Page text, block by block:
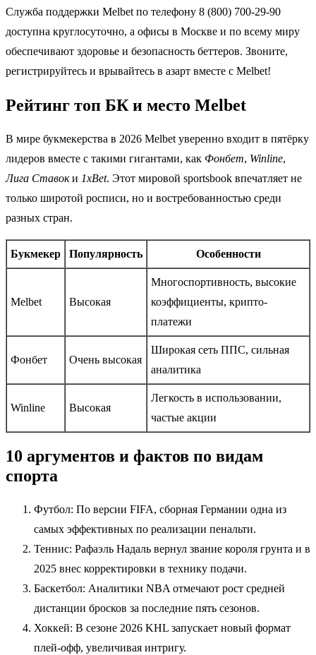
Служба поддержки Melbet по телефону 8 (800) 700-29-90
доступна круглосуточно, а офисы в Москве и по всему миру
обеспечивают здоровье и безопасность беттеров. Звоните,
регистрируйтесь и врывайтесь в азарт вместе с Melbet!
Рейтинг топ БК и место Melbet
В мире букмекерства в 2026 Melbet уверенно входит в пятёрку
лидеров вместе с такими гигантами, как Фонбет, Winline,
Лига Ставоки 1xBet. Этот мировой sportsbook впечатляет не
только широтой росписи, но и востребованностью среди
разных стран.
Букмекер Популярность Особенности
Melbet Высокая
Многоспортивность, высокие
коэффициенты, крипто-
платежи
Фонбет Очень высокая
Широкая сеть ППС, сильная
аналитика
Winline Высокая
Легкость в использовании,
частые акции
10 аргументов и фактов по видам
спорта
Футбол: По версии FIFA, сборная Германии одна из
самых эффективных по реализации пенальти.
Теннис: Рафаэль Надаль вернул звание короля грунта и в
2025 внес корректировки в технику подачи.
Баскетбол: Аналитики NBA отмечают рост средней
дистанции бросков за последние пять сезонов.
Хоккей: В сезоне 2026 KHL запускает новый формат
плей-офф, увеличивая интригу.